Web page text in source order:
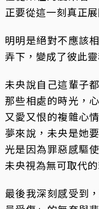
正要從這一刻真正展
明明是絕對不應該
弄下，變成了彼此
未央說自己這輩子
那些相處的時光，
又愛又恨的複雜心
夢來說，未央是她
光是因為罪惡感驅
未央視為無可取代的
最後我深刻感受到